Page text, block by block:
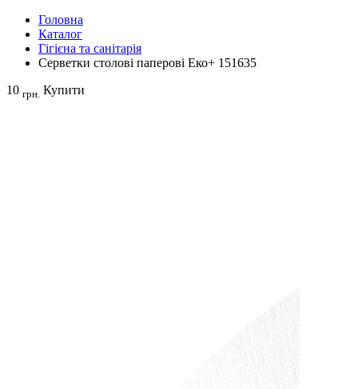
Головна
Каталог
Гігієна та санітарія
Серветки столові паперові Еко+ 151635
10 грн. Купити